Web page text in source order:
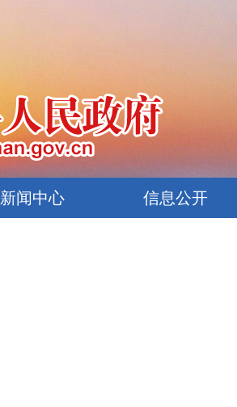
新闻中心 信息公开